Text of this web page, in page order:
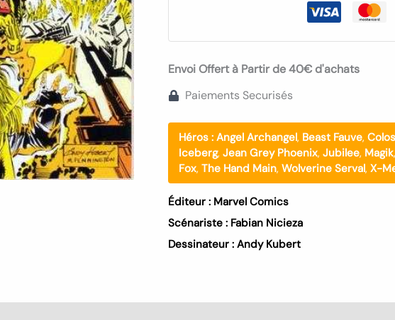
Envoi Offert à Partir de 40€ d'achats
Paiements Securisés
Héros : Angel Archangel, Beast Fauve,
Iceberg, Jean Grey Phoenix, Jubilee, Magik
Fox, The Hand Main, Wolverine Serval, X-
Éditeur : Marvel Comics
Scénariste : Fabian Nicieza
Dessinateur : Andy Kubert